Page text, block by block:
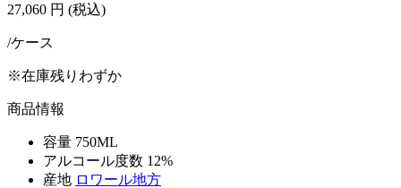
27,060 円 (税込)
/ケース
※在庫残りわずか
商品情報
容量 750ML
アルコール度数 12%
産地 ロワール地方